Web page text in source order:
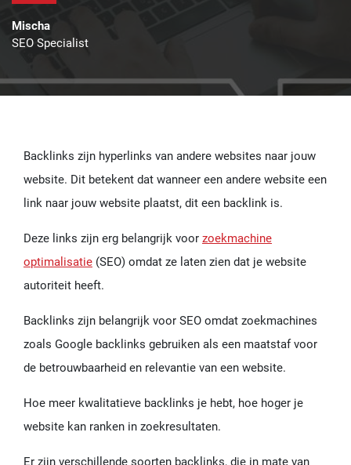
Mischa
SEO Specialist
Backlinks zijn hyperlinks van andere websites naar jouw
website. Dit betekent dat wanneer een andere website een
link naar jouw website plaatst, dit een backlink is.
Deze links zijn erg belangrijk voor zoekmachine
optimalisatie (SEO) omdat ze laten zien dat je website
autoriteit heeft.
Backlinks zijn belangrijk voor SEO omdat zoekmachines
zoals Google backlinks gebruiken als een maatstaf voor
de betrouwbaarheid en relevantie van een website.
Hoe meer kwalitatieve backlinks je hebt, hoe hoger je
website kan ranken in zoekresultaten.
Er zijn verschillende soorten backlinks, die in mate van